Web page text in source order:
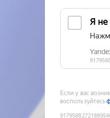
Если у вас
воспользуйтесь